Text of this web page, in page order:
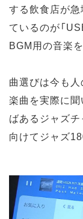
する飲食店が
ているのが「
BGM用の音楽を
曲選びは今も
楽曲を実際に聞
ばあるジャズ
向けてジャズ